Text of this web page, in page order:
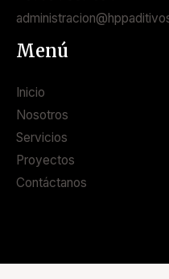
Menú
Inicio
Nosotros
Servicios
Proyectos
Contáctanos